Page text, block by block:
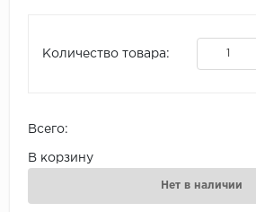
Количество товара:
Всего:
В корзину
Нет в наличии